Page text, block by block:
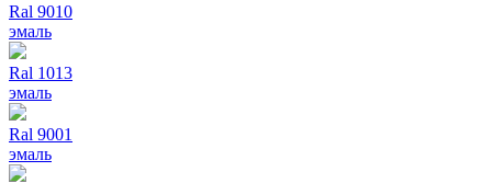
Ral 9010
эмаль
Ral 1013
эмаль
Ral 9001
эмаль